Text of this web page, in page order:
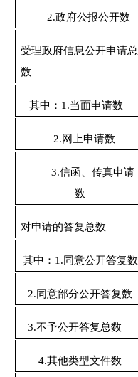
2.政府公报公开数
受理政府信息公开申请总
数
其中：1.当面申请数
2.网上申请数
3.信函、传真申请
数
对申请的答复总数
其中：1.同意公开答复数
2.同意部分公开答复数
3.不予公开答复总数
4.其他类型文件数